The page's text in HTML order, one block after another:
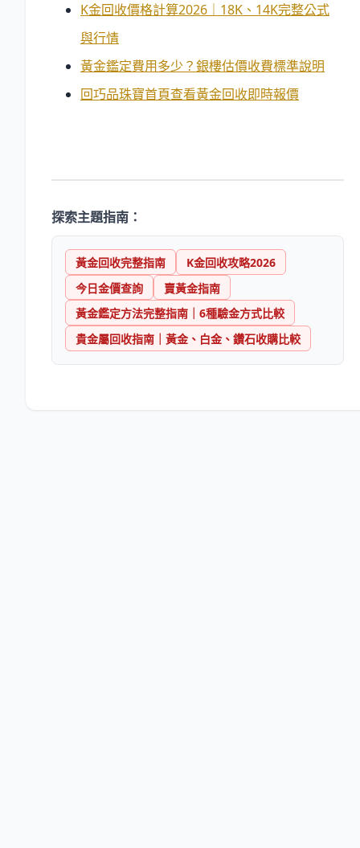
K金回收價格計算2026｜18K、14K完整公式
與行情
黃金鑑定費用多少？銀樓估價收費標準說明
回巧品珠寶首頁查看黃金回收即時報價
探索主題指南：
黃金回收完整指南
K金回收攻略2026
今日金價查詢
賣黃金指南
黃金鑑定方法完整指南｜6種驗金方式比較
貴金屬回收指南｜黃金、白金、鑽石收購比較